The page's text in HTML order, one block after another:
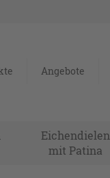
Angebote
Eichendielen
mit Patina